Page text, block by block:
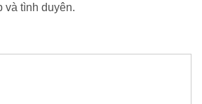
và tình duyên.